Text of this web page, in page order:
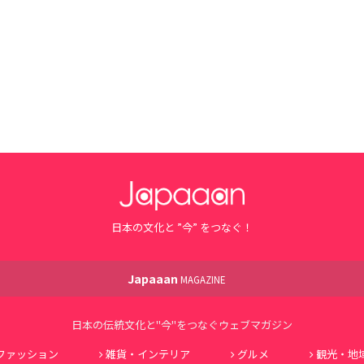
日本の文化と ”今” をつなぐ！
Japaaan MAGAZINE
日本の伝統文化と"今"をつなぐウェブマガジン
ァッション 雑貨・インテリア グルメ 観光・地